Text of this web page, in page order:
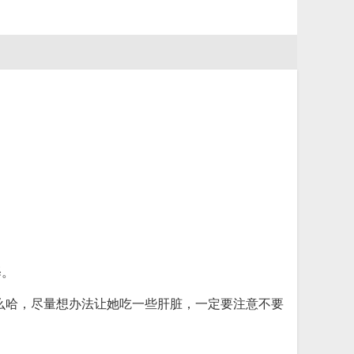
，尽量想办法让她吃一些肝脏，一定要注意不要